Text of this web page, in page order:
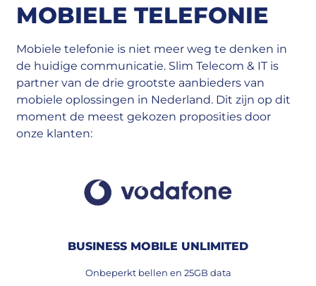
MOBIELE TELEFONIE
Mobiele telefonie is niet meer weg te denken in
de huidige communicatie. Slim Telecom & IT is
partner van de drie grootste aanbieders van
mobiele oplossingen in Nederland. Dit zijn op dit
moment de meest gekozen proposities door
onze klanten:
BUSINESS MOBILE UNLIMITED
Onbeperkt bellen en 25GB data